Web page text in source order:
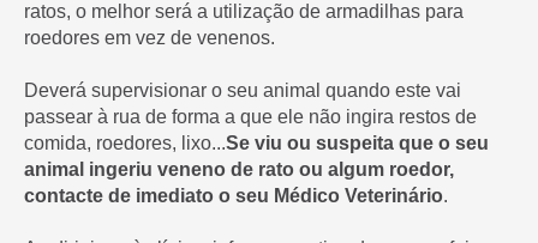
ratos, o melhor será a utilização de armadilhas para
roedores em vez de venenos.
Deverá supervisionar o seu animal quando este vai
passear à rua de forma a que ele não ingira restos de
comida, roedores, lixo...Se viu ou suspeita que o seu
animal ingeriu veneno de rato ou algum roedor,
contacte de imediato o seu Médico Veterinário.